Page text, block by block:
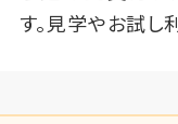
す。見学やお試